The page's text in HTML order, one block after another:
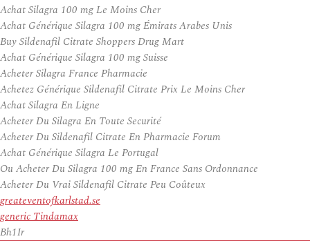
Achat Silagra 100 mg Le Moins Cher
Achat Générique Silagra 100 mg Émirats Arabes Unis
Buy Sildenafil Citrate Shoppers Drug Mart
Achat Générique Silagra 100 mg Suisse
Acheter Silagra France Pharmacie
Achetez Générique Sildenafil Citrate Prix Le Moins Cher
Achat Silagra En Ligne
Acheter Du Silagra En Toute Securité
Acheter Du Sildenafil Citrate En Pharmacie Forum
Achat Générique Silagra Le Portugal
Ou Acheter Du Silagra 100 mg En France Sans Ordonnance
Acheter Du Vrai Sildenafil Citrate Peu Coûteux
greateventofkarlstad.se
generic Tindamax
Bh1Ir